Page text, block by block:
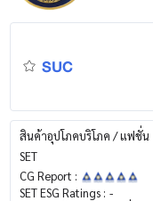
SUC
สินค้าอุปโภคบริโภค / แฟชั่น
SET
CG Report :
SET ESG Ratings : -